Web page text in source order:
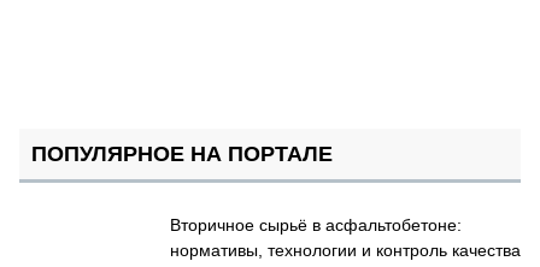
ПОПУЛЯРНОЕ НА ПОРТАЛЕ
Вторичное сырьё в асфальтобетоне:
нормативы, технологии и контроль качества